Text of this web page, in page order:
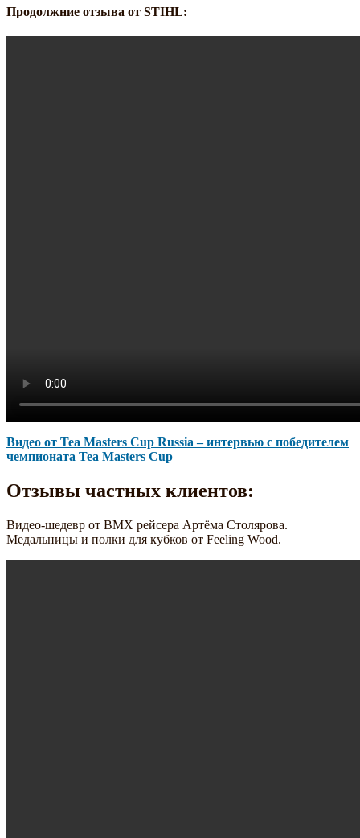
Продолжние отзыва от STIHL:
Видео от Tea Masters Cup Russia – интервью с победителем
чемпионата Tea Masters Cup
Отзывы частных клиентов:
Видео-шедевр от BMX рейсера Артёма Столярова.
Медальницы и полки для кубков от Feeling Wood.